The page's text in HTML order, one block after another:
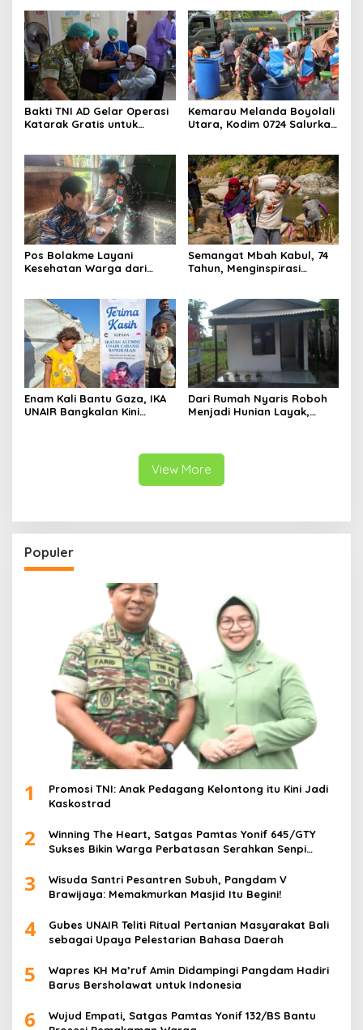
Bakti TNI AD Gelar Operasi
Katarak Gratis untuk
Kemarau Melanda Boyolali
Utara, Kodim 0724 Salurkan
Pos Bolakme Layani
Kesehatan Warga dari
Semangat Mbah Kabul, 74
Tahun, Menginspirasi
Enam Kali Bantu Gaza, IKA
UNAIR Bangkalan Kini
Dari Rumah Nyaris Roboh
Menjadi Hunian Layak,
View More
Populer
1
Promosi TNI: Anak Pedagang Kelontong itu Kini Jadi
Kaskostrad
2
Winning The Heart, Satgas Pamtas Yonif 645/GTY
Sukses Bikin Warga Perbatasan Serahkan Senpi
3
Wisuda Santri Pesantren Subuh, Pangdam V
Brawijaya: Memakmurkan Masjid Itu Begini!
4
Gubes UNAIR Teliti Ritual Pertanian Masyarakat Bali
sebagai Upaya Pelestarian Bahasa Daerah
5
Wapres KH Ma’ruf Amin Didampingi Pangdam Hadiri
Barus Bersholawat untuk Indonesia
6
Wujud Empati, Satgas Pamtas Yonif 132/BS Bantu